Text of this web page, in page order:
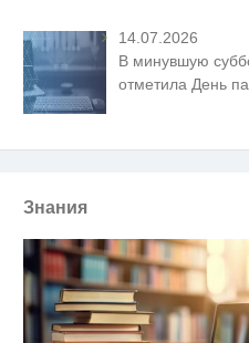
14.07.2026
В минувшую
отметила День
Знания